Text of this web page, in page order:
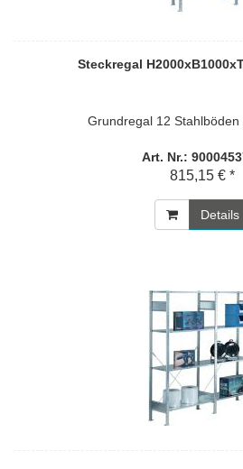
Steckregal
Grundregal 12 Stahlböden
Art. Nr.:
815,15 € *
Details